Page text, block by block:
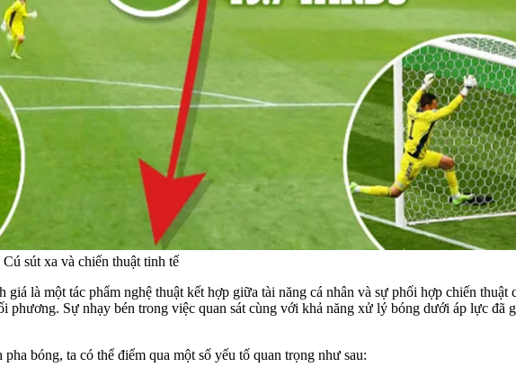
sút xa và chiến thuật tinh tế
giá là một tác phẩm nghệ thuật kết hợp giữa tài năng cá nhân và sự phối hợp chiến
phương. Sự nhạy bén trong việc quan sát cùng với khả năng xử lý bóng dưới áp lực
bóng, ta có thể điểm qua một số yếu tố quan trọng như sau: